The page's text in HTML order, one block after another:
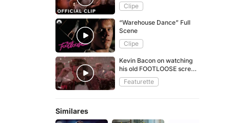
Clipe
“Warehouse Dance” Full
Scene
Clipe
Kevin Bacon on watching
his old FOOTLOOSE screen
test years later
Featurette
Similares